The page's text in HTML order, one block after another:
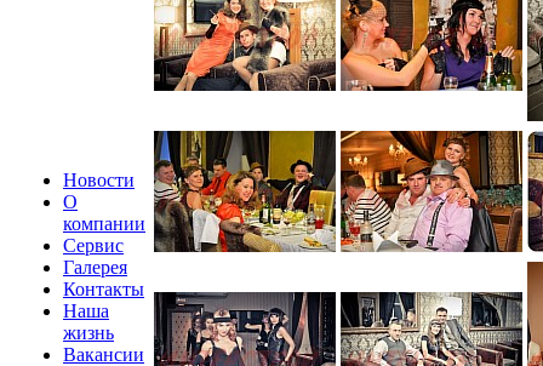
Новости
О
компании
Сервис
Галерея
Контакты
Наша
жизнь
Вакансии